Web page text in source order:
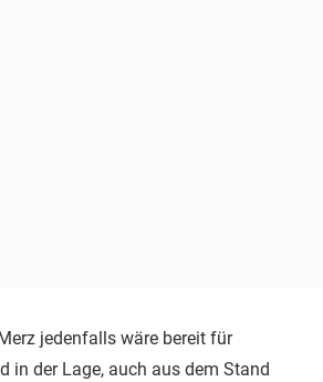
jedenfalls wäre bereit für
in der Lage, auch aus dem Stand